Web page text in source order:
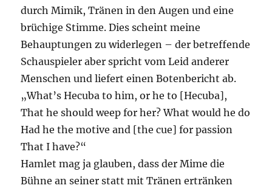
durch Mimik, Tränen in den Augen und eine
brüchige Stimme. Dies scheint meine
Behauptungen zu widerlegen – der betreffende
Schauspieler aber spricht vom Leid anderer
Menschen und liefert einen Botenbericht ab.
„What’s Hecuba to him, or he to [Hecuba],
That he should weep for her? What would he do
Had he the motive and [the cue] for passion
That I have?“
Hamlet mag ja glauben, dass der Mime die
Bühne an seiner statt mit Tränen ertränken